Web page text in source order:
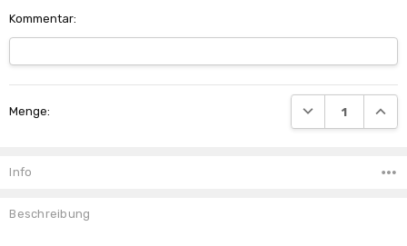
Kommentar:
Lagerbestand:
Menge: MENGE VON
Info
Beschreibung